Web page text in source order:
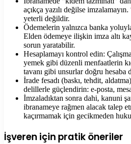
açıkça yazılı değilse
yeterli değildir.
Ödemelerin yalnızca banka
Elden ödemeye ilişkin imza altı
sorun yaratabilir.
Hesaplamayı kontrol edin:
yemek gibi düzenli menfaatlerin
tavanı gibi unsurlar doğru hesaba
İrade fesadı (baskı, tehdit,
delillerle güçlendirin: e-posta,
İmzaladıktan sonra dahi, kanuni
ibranameye rağmen alacak talep
kaçırmamak için gecikmeden
İşveren için pratik öneriler